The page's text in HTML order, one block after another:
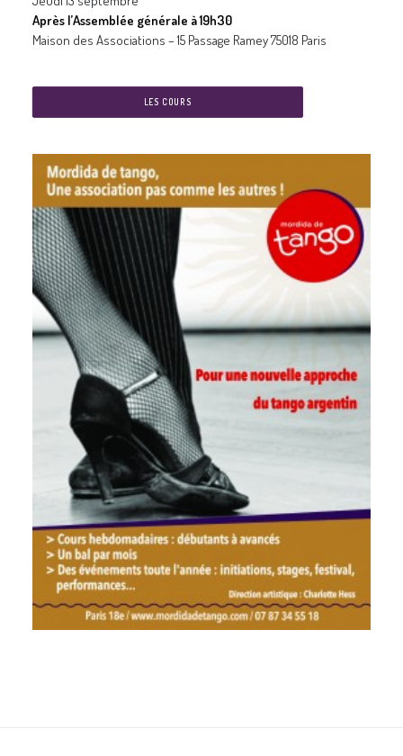
Après l’Assemblée générale à 19h30
Maison des Associations –15 Passage Ramey75018 Paris
LES COURS